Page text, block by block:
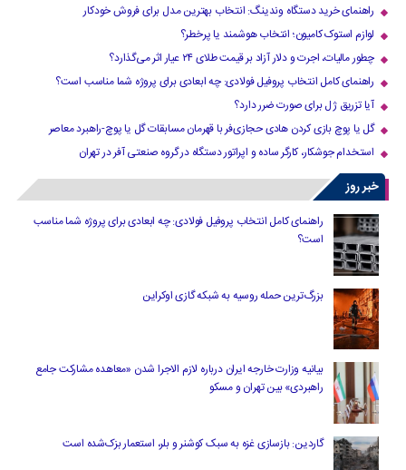
راهنمای خرید دستگاه وندینگ: انتخاب بهترین مدل برای فروش خودکار
لوازم استوک کامیون؛ انتخاب هوشمند یا پرخطر؟
چطور مالیات، اجرت و دلار آزاد بر قیمت طلای ۲۴ عیار اثر می‌گذارد؟
راهنمای کامل انتخاب پروفیل فولادی: چه ابعادی برای پروژه شما مناسب است؟
آیا تزریق ژل برای صورت ضرر دارد​؟
گل یا پوچ بازی کردن هادی حجازی‌فر با قهرمان مسابقات گل یا پوچ-راهبرد معاصر
استخدام جوشکار، کارگر ساده و اپراتور دستگاه در گروه صنعتی آفر در تهران
خبر روز
راهنمای کامل انتخاب پروفیل فولادی: چه ابعادی برای پروژه شما مناسب
است؟
بزرگ‌ترین حمله روسیه به شبکه گازی اوکراین
بیانیه وزارت خارجه ایران درباره لازم‌ الاجرا شدن «معاهده مشارکت جامع
راهبردی» بین تهران و مسکو
گاردین: بازسازی غزه به سبک کوشنر و بلر، استعمار بزک‌شده است